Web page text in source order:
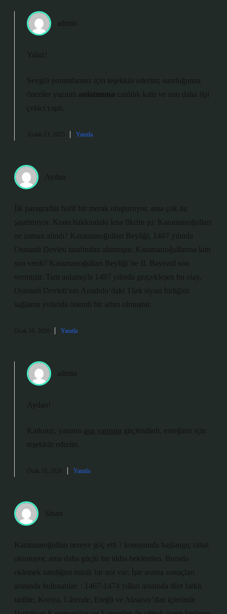
admin
Yalaz!
Sevgili yorumlarınız için teşekkür ederim; sunduğunuz
öneriler yazının anlatımına canlılık kattı ve onu daha ilgi
çekici yaptı.
Aralık 13, 2025 Yanıtla
Aydan
İlk paragraflar hafif bir merak oluşturuyor, ama çok da
şaşırtmıyor. Konu hakkındaki kısa fikrim şu: Karamanoğulları
ne zaman alındı? Karamanoğulları Beyliği, 1487 yılında
Osmanlı Devleti tarafından alınmıştır. Karamanoğullarına kim
son verdi? Karamanoğulları Beyliği’ne II. Bayezid son
vermiştir. Tam anlamıyla 1487 yılında gerçekleşen bu olay,
Osmanlı Devleti’nin Anadolu’daki Türk siyasi birliğini
sağlama yolunda önemli bir adım olmuştur.
Ocak 16, 2026 Yanıtla
admin
Aydan!
Katkınız, yazının ana yapısını
güçlendirdi, emeğiniz için
teşekkür ederim
Ocak 16, 2026 Yanıtla
Sinan
Karamanoğulları nereye göç etti ? konusunda başlangıç rahat
okunuyor, ama daha güçlü bir iddia beklerdim. Burada
eklemek istediğim minik bir not var: İşte arama sonuçları
arasında bulunanlar: : 1467-1474 yılları arasında dört farklı
tarihte, Konya, Lârende, Ereğli ve Aksaray’dan içlerinde